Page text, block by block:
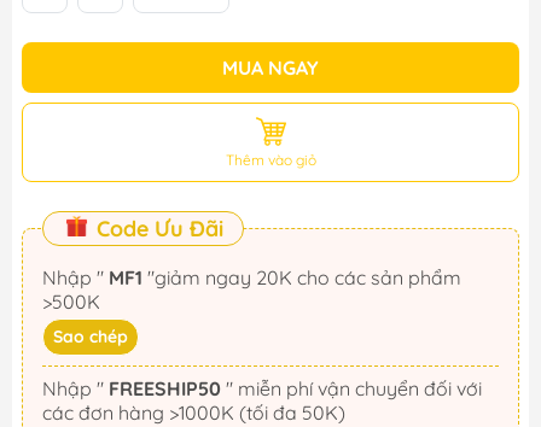
MUA NGAY
Thêm vào giỏ
Code Ưu Đãi
Nhập " MF1
>500K
Sao chép
Nhập " FREESHIP50
các đơn hàng >1000K (tối đa 50K)